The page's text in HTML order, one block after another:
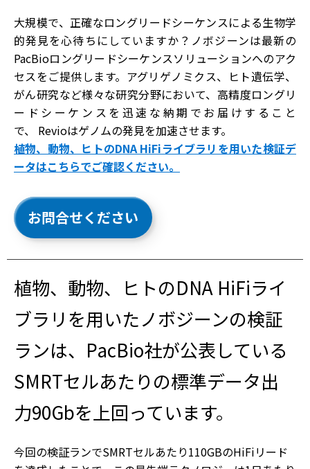
大規模で、正確なロングリードシーケンスによる生物学
的発見を心待ちにしていますか？ノボジーンは最新の
PacBioロングリードシーケンスソリューションへのアク
セスをご提供します。アグリゲノミクス、ヒト遺伝学、
がん研究など様々な研究分野において、高精度ロングリ
ードシーケンスを迅速な納期でお届けすること
で、 Revioはゲノムの発見を加速させます。
植物、動物、ヒトのDNA HiFiライブラリを用いた検証デ
ータはこちらでご確認ください。
お問合せください
植物、動物、ヒトのDNA HiFiライ
ブラリを用いたノボジーンの検証
ランは、PacBio社が公表している
SMRTセルあたりの標準データ出
力90Gbを上回っています。
今回の検証ランでSMRTセルあたり110GBのHiFiリード